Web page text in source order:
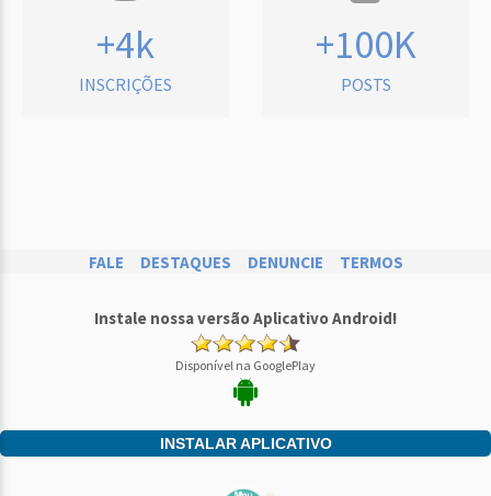
+4k
INSCRIÇÕES
+100K
POSTS
FALE DESTAQUES DENUNCIE TERMOS
Instale nossa versão Aplicativo Android!
Disponível na GooglePlay
INSTALAR APLICATIVO